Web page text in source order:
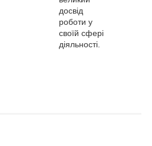
досвід
роботи у
своїй сфері
діяльності.